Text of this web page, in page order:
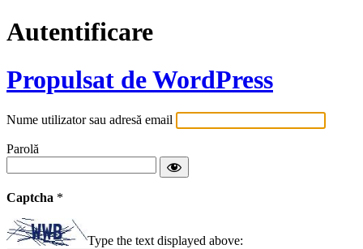
Autentificare
Propulsat de WordPress
Nume utilizator sau adresă email
Parolă
Captcha *
Type the text displayed above: